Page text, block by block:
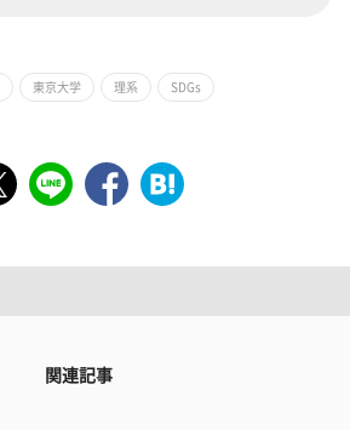
東京大学 理系 SDGs
関連記事